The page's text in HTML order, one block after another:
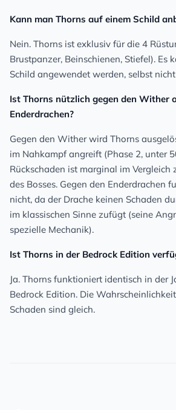
Kann man Thorns auf einem Schild
Nein. Thorns ist exklusiv für die 4
Brustpanzer, Beinschienen, Stiefel). Es
Schild angewendet werden, selbst
Ist Thorns nützlich gegen den Wither
Enderdrachen?
Gegen den Wither wird Thorns
im Nahkampf angreift (Phase 2, unter
Rückschaden ist marginal im Vergleich
des Bosses. Gegen den Enderdrachen
nicht, da der Drache keinen Schaden
im klassischen Sinne zufügt (seine
spezielle Mechanik).
Ist Thorns in der Bedrock Edition
Ja. Thorns funktioniert identisch in der
Bedrock Edition. Die
Schaden sind gleich.